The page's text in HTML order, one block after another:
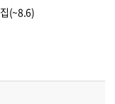
(~8.6)